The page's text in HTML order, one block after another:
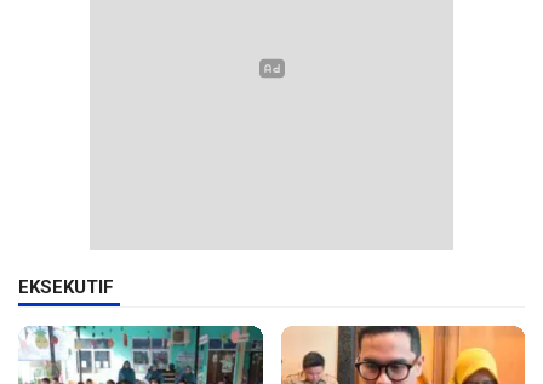
EKSEKUTIF